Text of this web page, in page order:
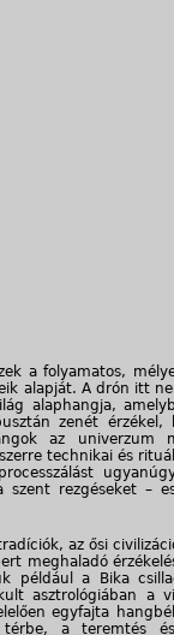
a folyamatos,
alapját. A drón itt
alaphangja,
zenét érzékel,
az univerzum
technikai és
rezgéseket –
az ősi
meghaladó
például a Bika
asztrológiában a
egyfajta
a teremtés